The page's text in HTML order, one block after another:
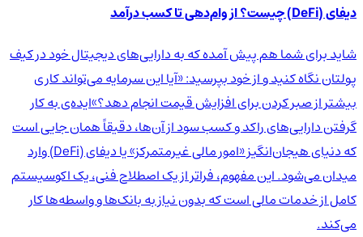
دیفای (DeFi) چیست؟ از وام‌دهی تا کسب درآمد
شاید برای شما هم پیش آمده که به دارایی‌های دیجیتال خود در کیف
پولتان نگاه کنید و از خود بپرسید: «آیا این سرمایه می‌تواند کاری
بیشتر از صبر کردن برای افزایش قیمت انجام دهد؟»ایده‌ی به کار
گرفتن دارایی‌های راکد و کسب سود از آن‌ها، دقیقاً همان جایی است
که دنیای هیجان‌انگیز «امور مالی غیرمتمرکز» یا دیفای (DeFi) وارد
میدان می‌شود. این مفهوم، فراتر از یک اصطلاح فنی، یک اکوسیستم
کامل از خدمات مالی است که بدون نیاز به بانک‌ها و واسطه‌ها کار
می‌کند.